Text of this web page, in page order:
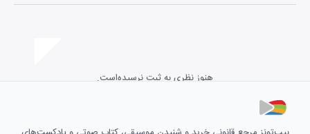
هنوز نظری به ثبت نرسیده‌است.